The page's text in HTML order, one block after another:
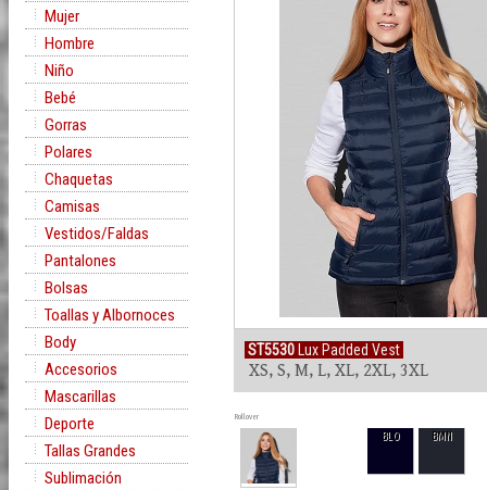
Mujer
Hombre
Niño
Bebé
Gorras
Polares
Chaquetas
Camisas
Vestidos/Faldas
Pantalones
Bolsas
Toallas y Albornoces
Body
Accesorios
Mascarillas
Deporte
Tallas Grandes
Sublimación
ST5530 Lux Padded Vest
XS, S, M, L, XL, 2XL, 3XL
Rollover
BLO BMN